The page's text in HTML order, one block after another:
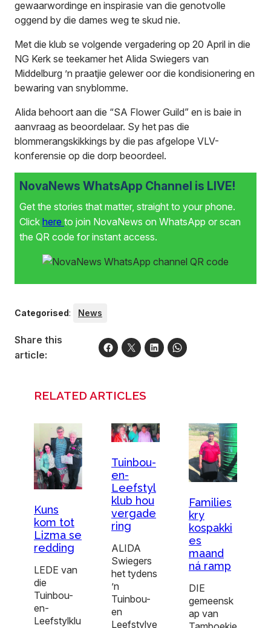
gewaarwordinge en inspirasie van die genotvolle
oggend by die dames weg te skud nie.
Met die klub se volgende vergadering op 20 April in die
NG Kerk se teekamer het Alida Swiegers van
Middelburg ’n praatjie gelewer oor die kondisionering en
bewaring van snyblomme.
Alida behoort aan die “SA Flower Guild” en is baie in
aanvraag as beoordelaar. Sy het pas die
blommerangskikkings by die pas afgelope VLV-
konferensie op die dorp beoordeel.
NovaNews WhatsApp Channel is LIVE!
Get the stories that matter, straight to your phone.
Click here to join NovaNews on WhatsApp or scan
the QR code for instant access.
Categorised: News
Share this
article:
RELATED ARTICLES
Kuns
kom tot
Lizma se
redding
LEDE van
die
Tuinbou-
en-
Leefstylklu
Tuinbou-
en-
Leefstyl
klub hou
vergade
ring
ALIDA
Swiegers
het tydens
’n
Tuinbou-
en
Leefstylve
Families
kry
kospakki
es
maand
ná ramp
DIE
gemeensk
ap van